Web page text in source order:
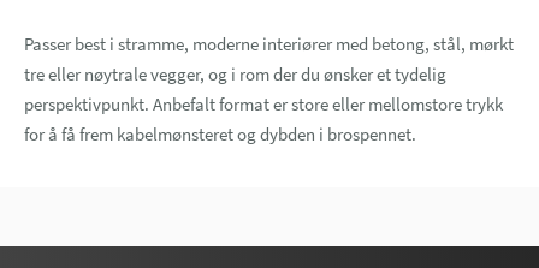
Passer best i stramme, moderne interiører med betong, stål, mørkt
tre eller nøytrale vegger, og i rom der du ønsker et tydelig
perspektivpunkt. Anbefalt format er store eller mellomstore trykk
for å få frem kabelmønsteret og dybden i brospennet.